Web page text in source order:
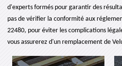
d'experts formés pour garantir des
pas de vérifier la conformité aux
22480, pour éviter les complications
vous assurerez d'un remplacement de